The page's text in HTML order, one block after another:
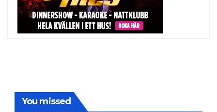
You missed